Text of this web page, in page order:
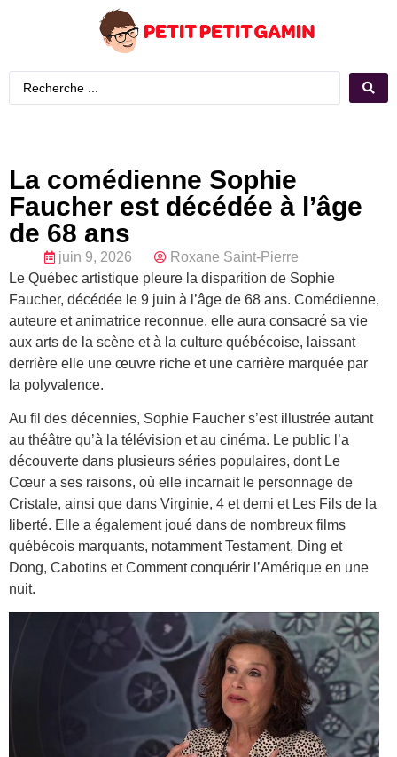
La comédienne Sophie
Faucher est décédée à l’âge
de 68 ans
juin 9, 2026
Roxane Saint-Pierre
Le Québec artistique pleure la disparition de Sophie
Faucher, décédée le 9 juin à l’âge de 68 ans. Comédienne,
auteure et animatrice reconnue, elle aura consacré sa vie
aux arts de la scène et à la culture québécoise, laissant
derrière elle une œuvre riche et une carrière marquée par
la polyvalence.
Au fil des décennies, Sophie Faucher s’est illustrée autant
au théâtre qu’à la télévision et au cinéma. Le public l’a
découverte dans plusieurs séries populaires, dont Le
Cœur a ses raisons, où elle incarnait le personnage de
Cristale, ainsi que dans Virginie, 4 et demi et Les Fils de la
liberté. Elle a également joué dans de nombreux films
québécois marquants, notamment Testament, Ding et
Dong, Cabotins et Comment conquérir l’Amérique en une
nuit.